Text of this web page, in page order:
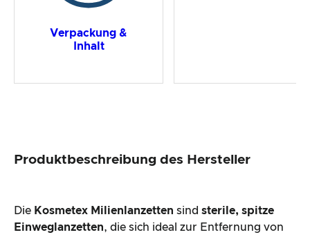
Verpackung &
Inhalt
Produktbeschreibung des Hersteller
Die Kosmetex Milienlanzetten sind sterile, spitze
Einweglanzetten, die sich ideal zur Entfernung von